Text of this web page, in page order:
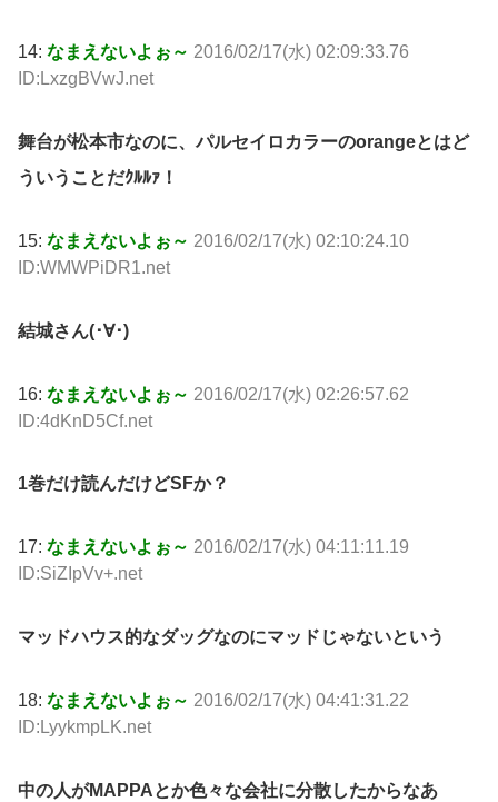
14: なまえないよぉ～ 2016/02/17(水) 02:09:33.76
ID:LxzgBVwJ.net
舞台が松本市なのに、パルセイロカラーのorangeとはど
ういうことだｸﾙﾙｧ！
15: なまえないよぉ～ 2016/02/17(水) 02:10:24.10
ID:WMWPiDR1.net
結城さん(･∀･)
16: なまえないよぉ～ 2016/02/17(水) 02:26:57.62
ID:4dKnD5Cf.net
1巻だけ読んだけどSFか？
17: なまえないよぉ～ 2016/02/17(水) 04:11:11.19
ID:SiZIpVv+.net
マッドハウス的なダッグなのにマッドじゃないという
18: なまえないよぉ～ 2016/02/17(水) 04:41:31.22
ID:LyykmpLK.net
中の人がMAPPAとか色々な会社に分散したからなあ